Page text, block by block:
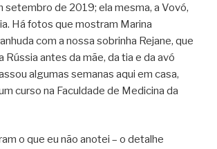
setembro de 2019; ela mesma, a Vovó,
Há fotos que mostram Marina
com a nossa sobrinha Rejane, que
Rússia antes da mãe, da tia e da avó
algumas semanas aqui em casa,
curso na Faculdade de Medicina da
o que eu não anotei – o detalhe